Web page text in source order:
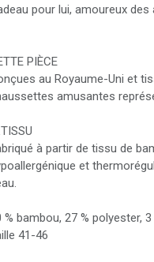
pour lui, amoureux
PIÈCE
au Royaume-Uni et
amusantes
à partir de tissu de
et
% bambou, 27 % polyester,
41-46